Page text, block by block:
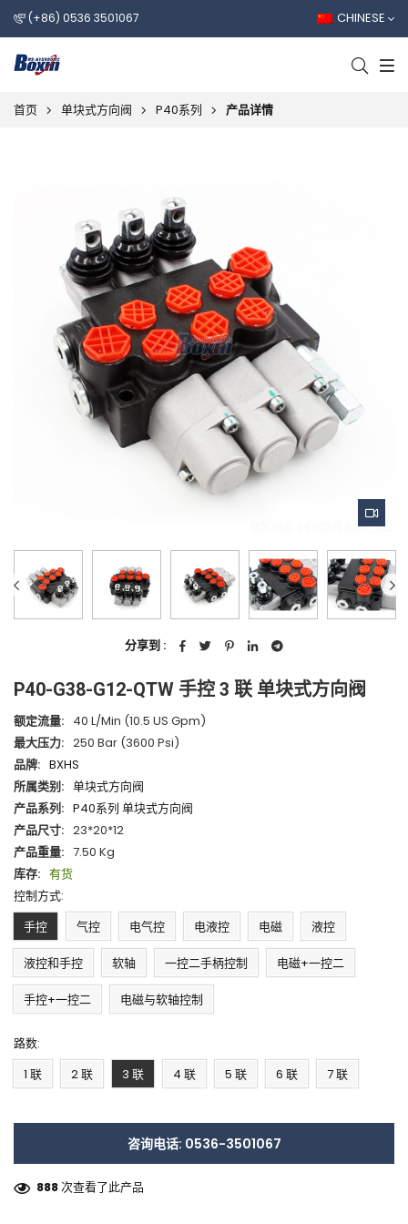
(+86) 0536 3501067 CHINESE
首页 单块式方向阀 P40系列 产品详情
分享到 :
P40-G38-G12-QTW 手控 3 联 单块式方向阀
额定流量: 40 L/min (10.5 US Gpm)
最大压力: 250 Bar (3600 Psi)
品牌: BXHS
所属类别: 单块式方向阀
产品系列: P40系列 单块式方向阀
产品尺寸: 23*20*12
产品重量: 7.50 Kg
库存: 有货
控制方式:
手控
气控 电气控 电液控 电磁 液控
液控和手控 软轴 一控二手柄控制 电磁+一控二
手控+一控二 电磁与软轴控制
路数:
1 联
2 联 3 联 4 联 5 联 6 联 7 联
咨询电话: 0536-3501067
888次查看了此产品